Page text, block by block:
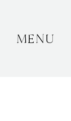
MENU